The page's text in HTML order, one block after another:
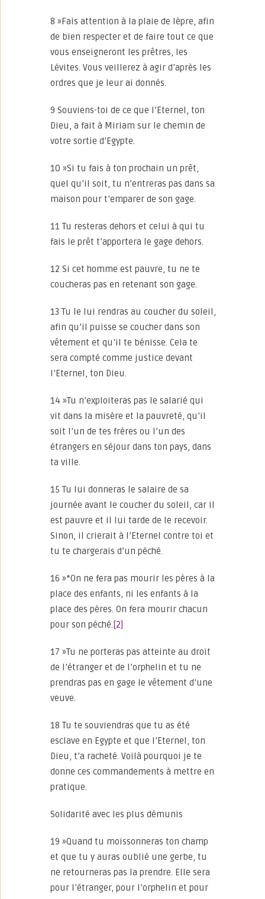
8 »Fais attention à la plaie de lèpre, afin
de bien respecter et de faire tout ce que
vous enseigneront les prêtres, les
Lévites. Vous veillerez à agir d’après les
ordres que je leur ai donnés.
9 Souviens-toi de ce que l’Eternel, ton
Dieu, a fait à Miriam sur le chemin de
votre sortie d’Egypte.
10 »Si tu fais à ton prochain un prêt,
quel qu’il soit, tu n’entreras pas dans sa
maison pour t’emparer de son gage.
11 Tu resteras dehors et celui à qui tu
fais le prêt t’apportera le gage dehors.
12 Si cet homme est pauvre, tu ne te
coucheras pas en retenant son gage.
13 Tu le lui rendras au coucher du soleil,
afin qu’il puisse se coucher dans son
vêtement et qu’il te bénisse. Cela te
sera compté comme justice devant
l’Eternel, ton Dieu.
14 »Tu n’exploiteras pas le salarié qui
vit dans la misère et la pauvreté, qu’il
soit l’un de tes frères ou l’un des
étrangers en séjour dans ton pays, dans
ta ville.
15 Tu lui donneras le salaire de sa
journée avant le coucher du soleil, car il
est pauvre et il lui tarde de le recevoir.
Sinon, il crierait à l’Eternel contre toi et
tu te chargerais d’un péché.
16 »*On ne fera pas mourir les pères à la
place des enfants, ni les enfants à la
place des pères. On fera mourir chacun
pour son péché. [2]
17 »Tu ne porteras pas atteinte au droit
de l’étranger et de l’orphelin et tu ne
prendras pas en gage le vêtement d’une
veuve.
18 Tu te souviendras que tu as été
esclave en Egypte et que l’Eternel, ton
Dieu, t’a racheté. Voilà pourquoi je te
donne ces commandements à mettre en
pratique.
Solidarité avec les plus démunis
19 »Quand tu moissonneras ton champ
et que tu y auras oublié une gerbe, tu
ne retourneras pas la prendre. Elle sera
pour l’étranger, pour l’orphelin et pour